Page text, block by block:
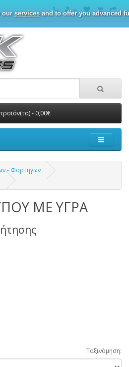
our servicesand to offer you advanced
- 0,00€
- Φορτηγων
ΜΕ ΥΓΡΑ
Ταξινόμηση: